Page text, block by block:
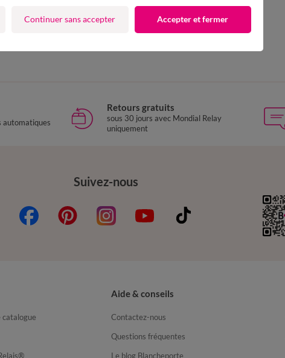
D'autres idées de Chemisier
automatiques
Retours gratuits
sous 30 jours avec Mondial Relay
uniquement
Suivez-nous
catalogue
Aide & conseils
Contactez-nous
Questions fréquentes
Le blog Blancheporte
Continuer sans accepter Accepter et fermer